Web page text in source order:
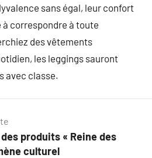
sans égal, leur confort
correspondre à toute
des vêtements
les leggings sauront
avec classe.
produits « Reine des
culturel